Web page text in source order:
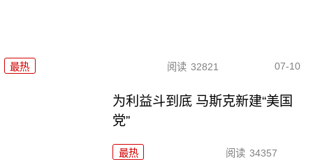
最热 阅读 32821 07-10
为利益斗到底 马斯克新建“美国
党”
最热 阅读 34357